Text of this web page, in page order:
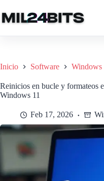
al
contenido
Inicio Software Windows
Reinicios en bucle y formateos
Windows 11
Feb 17, 2026